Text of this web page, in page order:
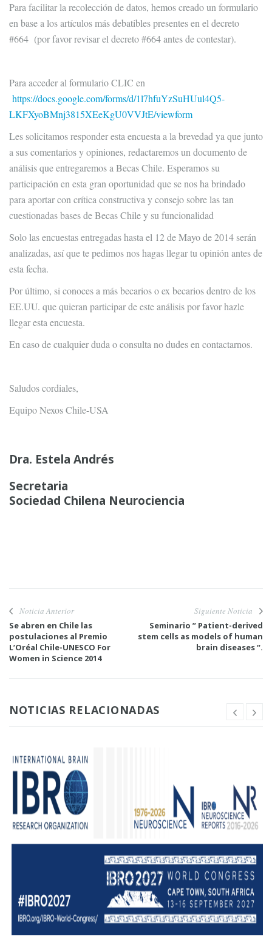
Para facilitar la recolección de datos, hemos creado un formulario
en base a los artículos más debatibles presentes en el decreto
#664 (por favor revisar el decreto #664 antes de contestar).
Para acceder al formulario CLIC en
https://docs.google.com/forms/d/1l7hfuYzSuHUul4Q5-
LKFXyoBMnj3815XEeKgU0VVJtE/viewform
Les solicitamos responder esta encuesta a la brevedad ya que junto
a sus comentarios y opiniones, redactaremos un documento de
análisis que entregaremos a Becas Chile. Esperamos su
participación en esta gran oportunidad que se nos ha brindado
para aportar con crítica constructiva y consejo sobre las tan
cuestionadas bases de Becas Chile y su funcionalidad
Solo las encuestas entregadas hasta el 12 de Mayo de 2014 serán
analizadas, así que te pedimos nos hagas llegar tu opinión antes de
esta fecha.
Por último, si conoces a más becarios o ex becarios dentro de los
EE.UU. que quieran participar de este análisis por favor hazle
llegar esta encuesta.
En caso de cualquier duda o consulta no dudes en contactarnos.
Saludos cordiales,
Equipo Nexos Chile-USA
Dra. Estela Andrés
Secretaria
Sociedad Chilena Neurociencia
Noticia Anterior
Se abren en Chile las
postulaciones al Premio
L’Oréal Chile-UNESCO For
Women in Science 2014
Siguiente Noticia
Seminario ” Patient-derived
stem cells as models of human
brain diseases “.
NOTICIAS RELACIONADAS